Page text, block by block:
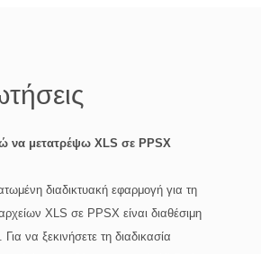
να μετατρέψω XLS σε PPSX
διαδικτυακή εφαρμογή για τη
XLS σε PPSX είναι διαθέσιμη
να ξεκινήσετε τη διαδικασία